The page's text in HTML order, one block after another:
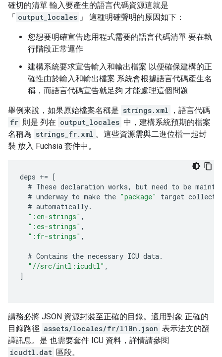
確切的清單 輸入要產生的語言代碼資源這就是
「 output_locales 」 這種明確聲明的原因如下：
您想要明確宣告應用程式需要的語言代碼清單 要在執
行階段正常運作
建構系統要求宣告輸入和輸出檔案 以便確保建構的正
確性由於輸入和輸出檔案 系統會根據語言代碼產生名
稱，而語言代碼宣告就足夠 才能處理這個問題
舉例來說，如果原始檔案名稱是 strings.xml
，語言代碼
fr 則是 列在 output_locales 中，建構系統預期的檔案
名稱為 strings_fr.xml 。這些資源需與二進位檔一起封
裝 放入 Fuchsia 套件中。
deps += [
# These declaration works, but need to be
# underway to make the "package" target collect
# automatically.
":en-strings" ,
":es-strings" ,
":fr-strings" ,
# Contains the necessary ICU data.
"//src/intl:icudtl" ,
]
請務必將 JSON 資源封裝至正確的目錄。適用對象 正確的
目錄路徑 assets/locales/fr/l10n.json 表示法文的翻
譯訊息。是 也需要套件 ICU 資料，詳情請參閱
icudtl.dat 區段。